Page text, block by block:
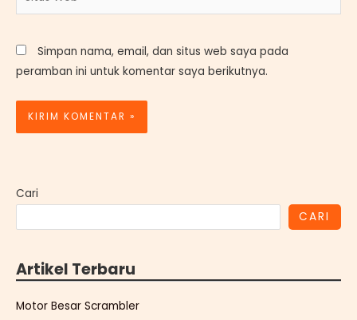
Web
Simpan nama, email, dan situs web saya pada
peramban ini untuk komentar saya berikutnya.
Cari
CARI
Artikel Terbaru
Motor Besar Scrambler